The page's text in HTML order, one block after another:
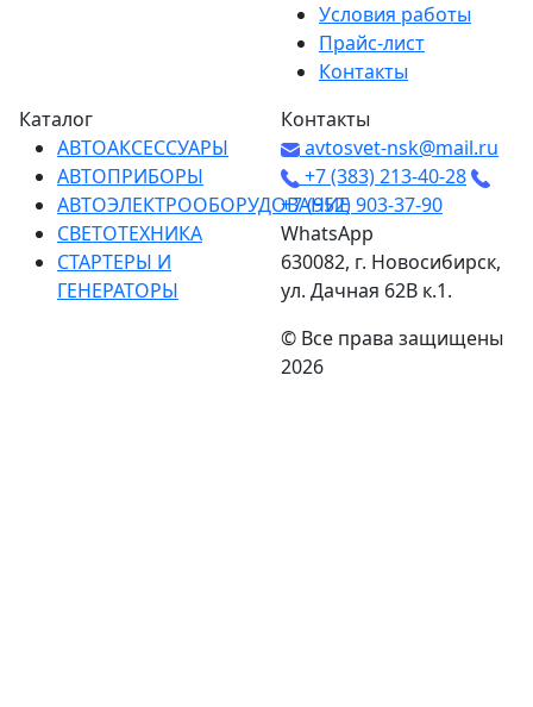
Условия работы
Прайс-лист
Контакты
Каталог
АВТОАКСЕССУАРЫ
АВТОПРИБОРЫ
АВТОЭЛЕКТРООБОРУДОВАНИЕ
СВЕТОТЕХНИКА
СТАРТЕРЫ И
ГЕНЕРАТОРЫ
Контакты
avtosvet-nsk@mail.ru
+7 (383) 213-40-28
+7 (952) 903-37-90
WhatsApp
630082, г. Новосибирск,
ул. Дачная 62В к.1.
© Все права защищены
2026